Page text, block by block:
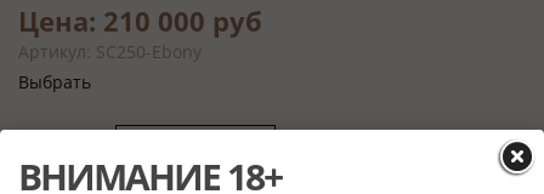
Цена: 210 000 руб
Артикул: SC250-Ebony
Выбрать
ВНИМАНИЕ 18+